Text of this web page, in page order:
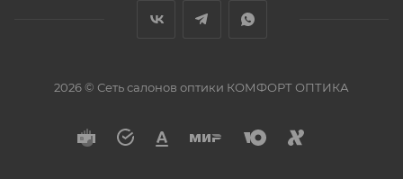
2026 © Сеть салонов оптики КОМФОРТ ОПТИКА